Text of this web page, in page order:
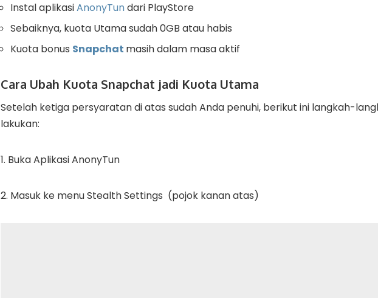
Instal aplikasiAnonyTundari PlayStore
Sebaiknya, kuota Utamasudah0GB atau habis
Kuota bonus Snapchat masih dalam masa aktif
Cara Ubah Kuota Snapchat jadi Kuota Utama
Setelah ketiga persyaratan di atas sudah Anda penuhi, berikut ini langkah-
lakukan:
1. Buka Aplikasi AnonyTun
2. Masuk ke menu Stealth Settings (pojok kanan atas)